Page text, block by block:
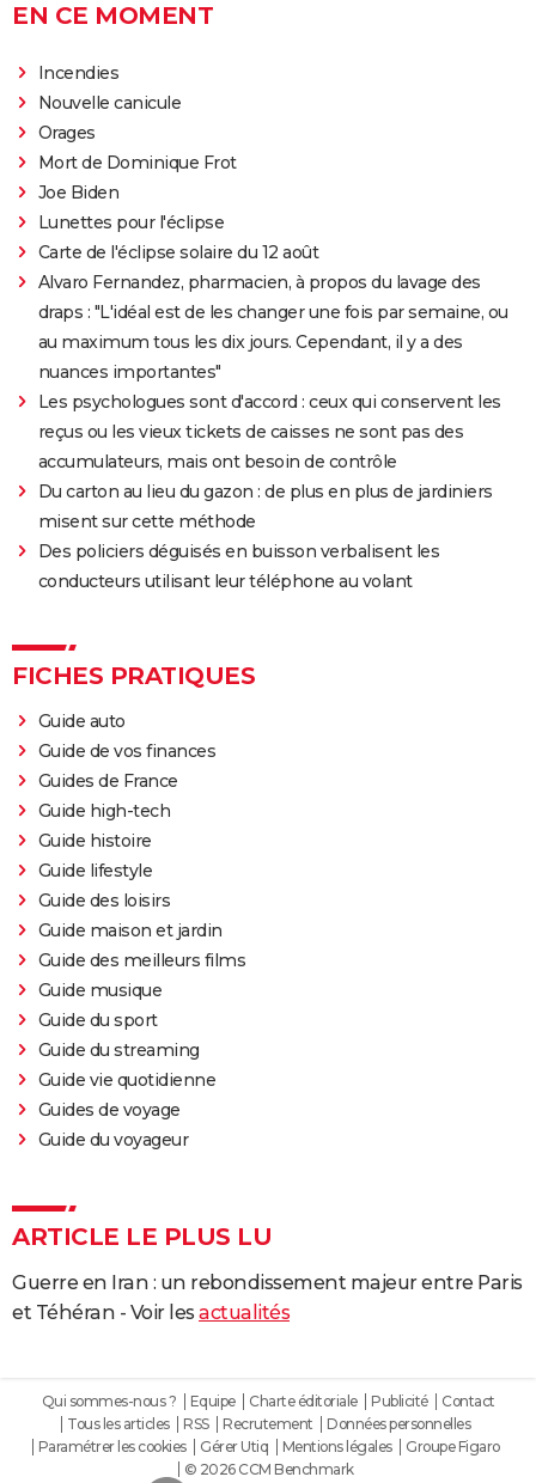
EN CE MOMENT
Incendies
Nouvelle canicule
Orages
Mort de Dominique Frot
Joe Biden
Lunettes pour l'éclipse
Carte de l'éclipse solaire du 12 août
Alvaro Fernandez, pharmacien, à propos du lavage des
draps : "L'idéal est de les changer une fois par semaine, ou
au maximum tous les dix jours. Cependant, il y a des
nuances importantes"
Les psychologues sont d'accord : ceux qui conservent les
reçus ou les vieux tickets de caisses ne sont pas des
accumulateurs, mais ont besoin de contrôle
Du carton au lieu du gazon : de plus en plus de jardiniers
misent sur cette méthode
Des policiers déguisés en buisson verbalisent les
conducteurs utilisant leur téléphone au volant
FICHES PRATIQUES
Guide auto
Guide de vos finances
Guides de France
Guide high-tech
Guide histoire
Guide lifestyle
Guide des loisirs
Guide maison et jardin
Guide des meilleurs films
Guide musique
Guide du sport
Guide du streaming
Guide vie quotidienne
Guides de voyage
Guide du voyageur
ARTICLE LE PLUS LU
Guerre en Iran : un rebondissement majeur entre Paris
et Téhéran - Voir les actualités
Qui sommes-nous ? Equipe Charte éditoriale Publicité
Contact
Tous les articles
RSS Recrutement
Données personnelles
Paramétrer les cookies
Gérer Utiq Mentions légales
Groupe Figaro
© 2026 CCM Benchmark